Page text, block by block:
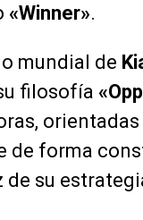
«Winner».
mundial de
filosofía
de forma
su